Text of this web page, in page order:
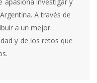
A través de
a un mejor
y de los retos que